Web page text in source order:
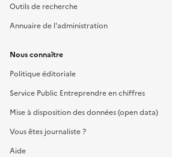
Outils de recherche
Annuaire de l'administration
Nous connaître
Politique éditoriale
Service Public Entreprendre en chiffres
Mise à disposition des données (open data)
Vous êtes journaliste ?
Aide